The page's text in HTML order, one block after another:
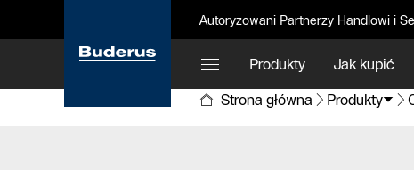
Autoryzowani Partnerzy Handlowi i
Produkty Jak kupić
Strona główna
Produkty